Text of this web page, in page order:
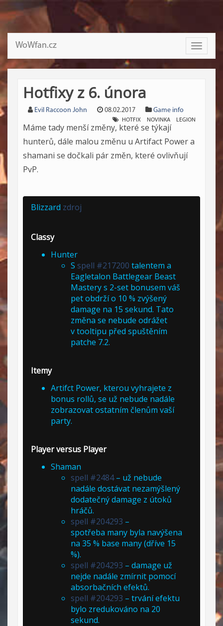
Toggle
WoWfan.cz
Hotfixy z 6. února
Evil Raccoon John 08.02.2017 Game info
HOTFIX NOVINKA LEGION
Máme tady menší změny, které se týkají
hunterů, dále malou změnu u Artifact Power a
shamani se dočkali pár změn, které ovlivňují
PvP.
Blizzard zdroj
Classy
Hunter
S spell #217200 talentem a
Eagletalon Battlegear Beast
Mastery s 2-set bonusem váš
pet obdrží o 10 % zvýšený
damage na 15 sekund. Tato
změna se nebude odrážet
v tooltipu před spuštěním
patche 7.2.
Itemy
Artifct Power, kterou vyhrajete z
bonus rollů, se už nebude nadále
zobrazovat ostatním členům vaší
party.
Player versus Player
Shaman
spell #2484– už nebude
nadále dostávat nezamýšlený
dodatečný damage z útoků
hráčů.
spell #204293 –
spotřeba many byla navýšena
na 35 % base many (dříve 15
%).
spell #204293 – damage už
nejde nadále zmírnit pomocí
absorbačních efektů.
spell #204293 – trvání efektu
bylo zredukováno na 20
sekund.